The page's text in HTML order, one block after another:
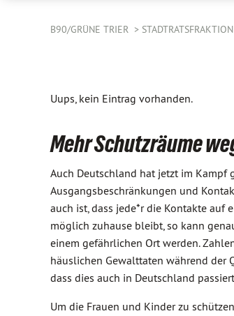
B90/GRÜNE TRIER STADTRATSFRAKTION
Uups, kein Eintrag vorhanden.
Mehr Schutzräume
Auch Deutschland hat jetzt im Kampf
Ausgangsbeschränkungen und
auch ist, dass jede*r die Kontakte
möglich zuhause bleibt, so kann
einem gefährlichen Ort werden.
häuslichen Gewalttaten während der
dass dies auch in Deutschland
Um die Frauen und Kinder zu